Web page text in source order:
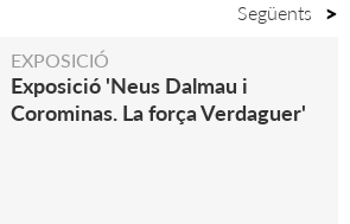
Següents
EXPOSICIÓ
Exposició 'Neus Dalmau i
Corominas. La força Verdaguer'